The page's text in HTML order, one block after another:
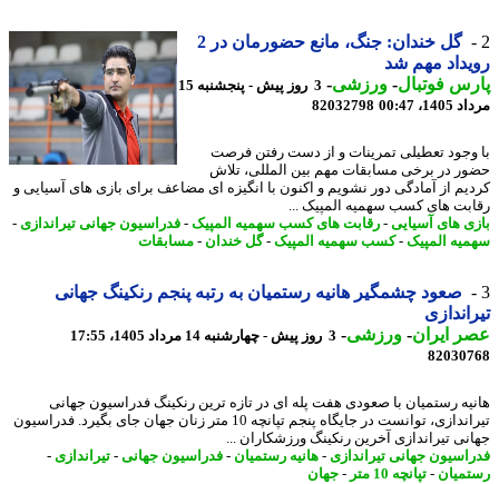
گل خندان: جنگ، مانع حضورمان در 2
مهم شد
فوتبال-ورزشی-
3 روز پیش - پنجشنبه 15
00:47
82032798
تعطیلی تمرینات و از دست رفتن فرصت
در برخی مسابقات مهم بین المللی، تلاش
از آمادگی دور نشویم و اکنون با انگیزه ای مضاعف برای بازی های آسیایی و
های کسب سهمیه المپیک ...
های آسیایی-رقابت های کسب سهمیه المپیک-فدراسیون جهانی تیراندازی-
المپیک-کسب سهمیه المپیک-گل خندان- مسابقات
صعود چشمگیر هانیه رستمیان به رتبه پنجم رنکینگ جهانی
ایران- ورزشی-3 روز پیش - چهارشنبه 14 مرداد 1405، 17:55
رستمیان با صعودی هفت پله ای در تازه ترین رنکینگ فدراسیون جهانی
تیراندازی، توانست در جایگاه پنجم تپانچه 10 متر زنان جهان جای بگیرد. فدراسیون
تیراندازی آخرین رنکینگ ورزشکاران ...
جهانی تیراندازی- هانیه رستمیان-فدراسیون جهانی-تیراندازی-
-تپانچه 10 متر -جهان